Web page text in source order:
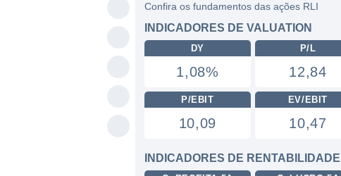
Confira os fundamentos das ações RLI
INDICADORES DE VALUATION
DY
1,08%
P/L
12,84
P/EBIT
10,09
EV/EBIT
10,47
INDICADORES DE RENTABILIDADE